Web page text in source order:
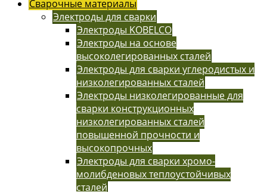
Сварочные материалы
Электроды для сварки
Электроды KOBELCO
Электроды на основе
высоколегированных сталей
Электроды для сварки углеродистых и
низколегированных сталей
Электроды низколегированные для
сварки конструкционных
низколегированных сталей
повышенной прочности и
высокопрочных
Электроды для сварки хромо-
молибденовых теплоустойчивых
сталей